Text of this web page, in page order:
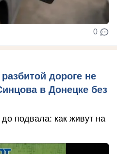
0
дороге не
в Донецке без
подвала: как живут на